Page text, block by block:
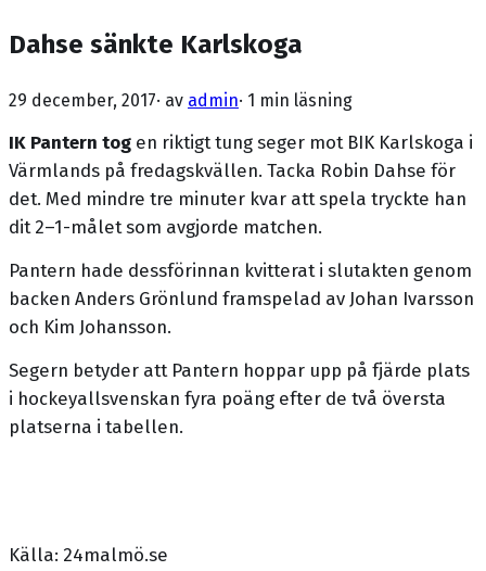
Dahse sänkte Karlskoga
29 december, 2017· av admin· 1 min läsning
IK Pantern tog en riktigt tung seger mot BIK Karlskoga i
Värmlands på fredagskvällen. Tacka Robin Dahse för
det. Med mindre tre minuter kvar att spela tryckte han
dit 2–1-målet som avgjorde matchen.
Pantern hade dessförinnan kvitterat i slutakten genom
backen Anders Grönlund framspelad av Johan Ivarsson
och Kim Johansson.
Segern betyder att Pantern hoppar upp på fjärde plats
i hockeyallsvenskan fyra poäng efter de två översta
platserna i tabellen.
Källa: 24malmö.se